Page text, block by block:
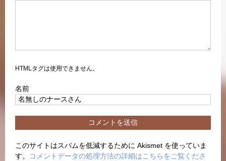
HTMLタグは使用できません。
名前
このサイトはスパムを低減するために Akismet を使っていま
す。
コメントデータの処理方法の詳細はこちらをご覧くださ